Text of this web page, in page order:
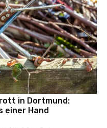
in Dortmund:
einer Hand